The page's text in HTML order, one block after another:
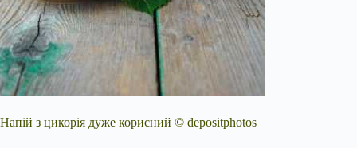
Напій з цикорія дуже корисний © depositphotos